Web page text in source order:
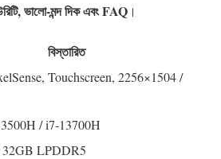
ভালো-মন্দ দিক এবং FAQ ।
বিস্তারিত
Touchscreen, 2256×1504 /
/ i7-13700H
LPDDR5